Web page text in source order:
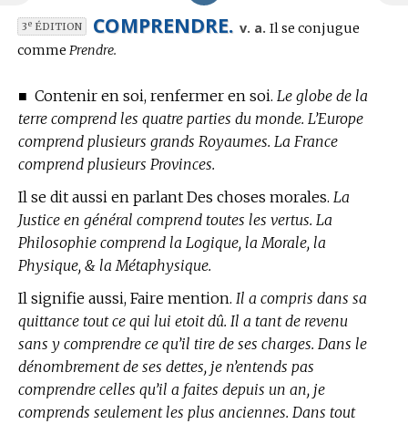
3eÉDITION COMPRENDRE. v. a. Conjugaison
Il se conjugue
comme Prendre.
■ Contenir en soi, renfermer en soi. Le globe de la
terre comprend les quatre parties du monde. L’Europe
comprend plusieurs grands Royaumes. La France
comprend plusieurs Provinces.
Il se dit aussi en parlant Des choses morales. La
Justice en général comprend toutes les vertus. La
Philosophie comprend la Logique, la Morale, la
Physique, & la Métaphysique.
Il signifie aussi, Faire mention. Il a compris dans sa
quittance tout ce qui lui etoit dû. Il a tant de revenu
sans y comprendre ce qu’il tire de ses charges. Dans le
dénombrement de ses dettes, je n’entends pas
comprendre celles qu’il a faites depuis un an, je
comprends seulement les plus anciennes. Dans tout